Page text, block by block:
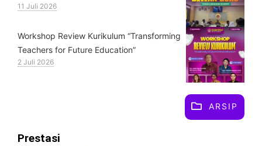
11 Juli 2026
Workshop Review Kurikulum “Transforming
Teachers for Future Education”
2 Juli 2026
ARSIP
Prestasi